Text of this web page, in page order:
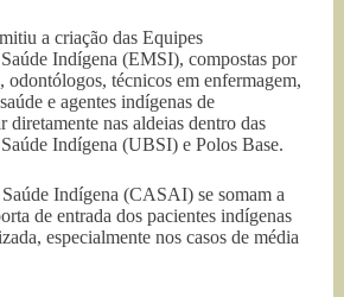
a criação das Equipes
Indígena (EMSI), compostas por
odontólogos, técnicos em enfermagem,
e agentes indígenas de
diretamente nas aldeias dentro das
Indígena (UBSI) e Polos Base.
Indígena (CASAI) se somam a
de entrada dos pacientes indígenas
especialmente nos casos de média